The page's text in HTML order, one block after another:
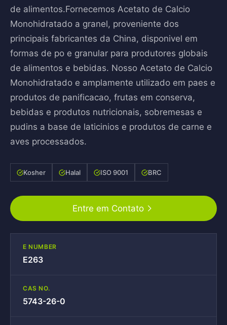
de alimentos.Fornecemos Acetato de Calcio
Monohidratado a granel, proveniente dos
principais fabricantes da China, disponivel em
formas de po e granular para produtores globais
de alimentos e bebidas. Nosso Acetato de Calcio
Monohidratado e amplamente utilizado em paes e
produtos de panificacao, frutas em conserva,
bebidas e produtos nutricionais, sobremesas e
pudins a base de laticinios e produtos de carne e
aves processados.
Kosher Halal ISO 9001 BRC
Entre em Contato
E NUMBER
E263
CAS NO.
5743-26-0